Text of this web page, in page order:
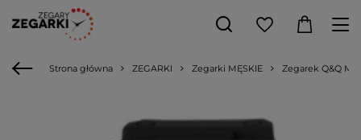
Strona główna ZEGARKI Zegarki MĘSKIE Zegarek Q&Q